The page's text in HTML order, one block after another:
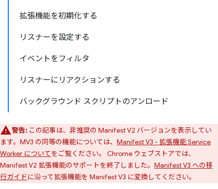
拡張機能を初期化する
リスナーを設定する
イベントをフィルタ
リスナーにリアクションする
バックグラウンド スクリプトのアンロード
警告: この記事は、非推奨の Manifest V2 バージョンを表示してい
ます。MV3 の同等の機能については、 Manifest V3 - 拡張機能 Service
Worker についてをご覧ください。 Chrome ウェブストアでは、
Manifest V2 拡張機能のサポートを終了しました。 Manifest V3 への移
行ガイドに沿って拡張機能を Manifest V3 に変換してください。